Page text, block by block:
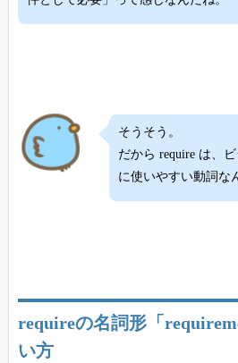
そうそう。
だから require は、
に使いやすい動詞な
requireの名詞形「
い方